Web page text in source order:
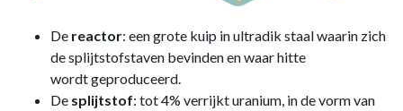
De reactor: een grote kuip in ultradik staal waarin zich
de splijtstofstaven bevinden en waar hitte
wordt geproduceerd.
De splijtstof: tot 4% verrijkt uranium, in de vorm van